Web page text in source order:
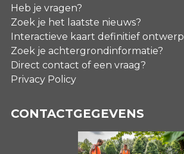
Heb je vragen?
Zoek je het laatste nieuws?
Interactieve kaart definitief ontwerp
Zoek je achtergrondinformatie?
Direct contact of een vraag?
Privacy Policy
CONTACTGEGEVENS